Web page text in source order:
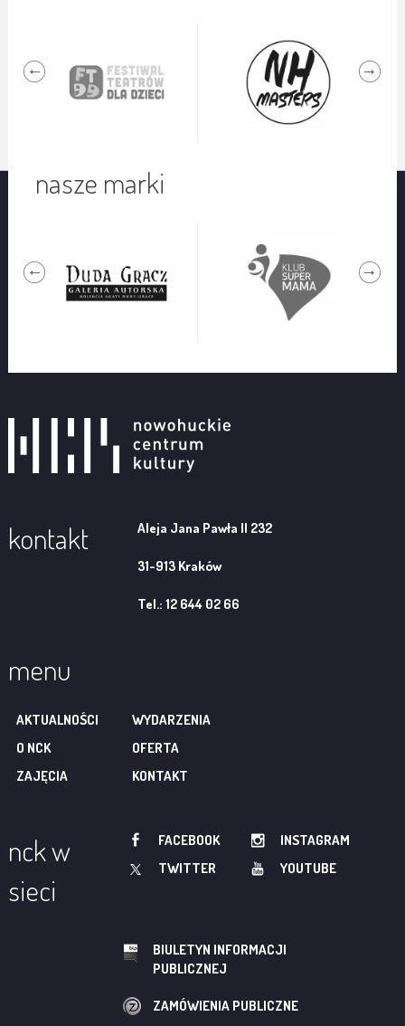
nasze marki
kontakt Aleja Jana Pawła II 232
31-913 Kraków
Tel.: 12 644 02 66
menu
AKTUALNOŚCI
WYDARZENIA
O NCK
OFERTA
ZAJĘCIA
KONTAKT
nck w
sieci
FACEBOOK
INSTAGRAM
TWITTER
YOUTUBE
BIULETYN INFORMACJI
PUBLICZNEJ
ZAMÓWIENIA PUBLICZNE